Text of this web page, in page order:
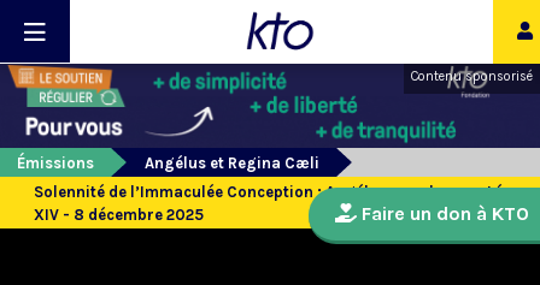
Contenu sponsorisé
Émissions
Angélus et Regina Cæli
Solennité de l’Immaculée Conception : Angélus avec le pape Léon
XIV - 8 décembre 2025
Faire un don à KTO